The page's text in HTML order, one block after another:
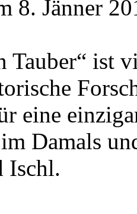
8. Jänner
Tauber“ ist
eine
Damals
Ischl.